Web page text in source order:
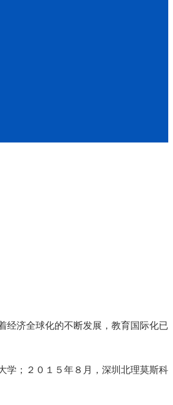
经济全球化的不断发展，教育国际化已
学；２０１５年８月，深圳北理莫斯科